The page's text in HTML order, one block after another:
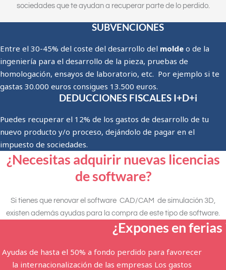
sociedades que te ayudan a recuperar parte de lo perdido.
SUBVENCIONES
Entre el 30-45% del coste del desarrollo del molde o de la
ingeniería para el desarrollo de la pieza, pruebas de
homologación, ensayos de laboratorio, etc. Por ejemplo si te
gastas 30.000 euros consigues 13.500 euros.
DEDUCCIONES FISCALES I+D+i
Puedes recuperar el 12% de los gastos de desarrollo de tu
nuevo producto y/o proceso, dejándolo de pagar en el
impuesto de sociedades.
¿Necesitas adquirir nuevas licencias
de software?
Si tienes que renovar el software CAD/CAM de simulación 3D,
existen además ayudas para la compra de este tipo de software.
¿Expones en
Ayudas de hasta el 50% a fondo perdido para favorecer
la internacionalización de las empresas Los gastos